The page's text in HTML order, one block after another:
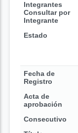
Integrantes
Consultar por
Integrante
Estado
Fecha de
Registro
Acta de
aprobación
Consecutivo